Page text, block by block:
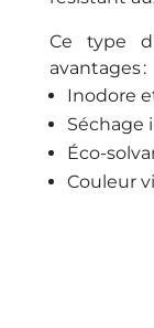
Ce type
avantages :
Inodore
Séchage
Éco-
Couleur